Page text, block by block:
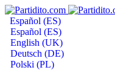
Español (ES)
Español (ES)
English (UK)
Deutsch (DE)
Polski (PL)